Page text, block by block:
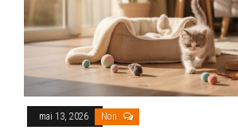
mai 13, 2026 Non